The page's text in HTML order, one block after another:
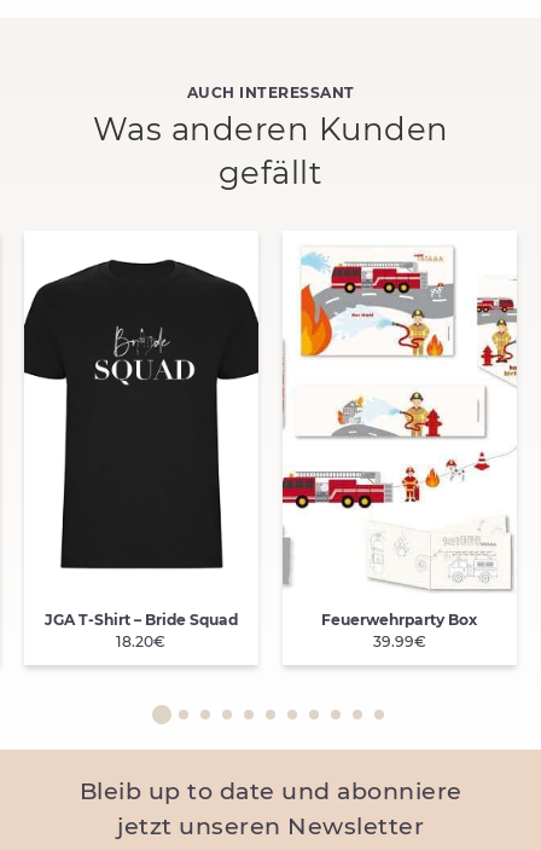
AUCH INTERESSANT
Was anderen Kunden
gefällt
JGA T-Shirt – Bride Squad
18.20€
Feuerwehrparty Box
39.99€
Bleib up to date und abonniere
jetzt unseren Newsletter